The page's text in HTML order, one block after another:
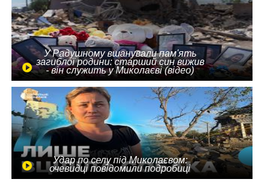
У Радушному вшанували пам'ять
загиблої родини: старший син вижив
- він служить у Миколаєві (відео)
Удар по селу під Миколаєвом:
очевидці повідомили подробиці